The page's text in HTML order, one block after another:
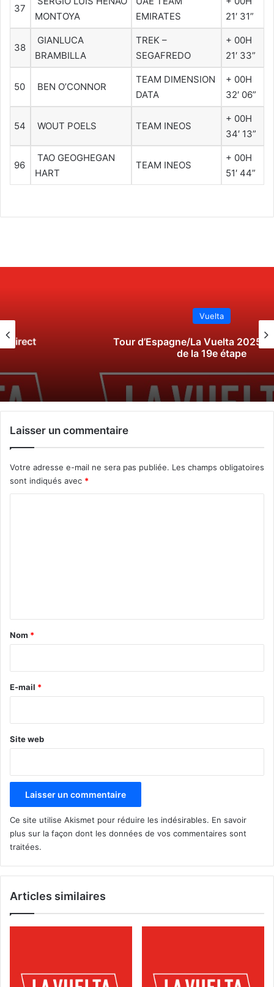
37
MONTOYA
EMIRATES
21′ 31”
38
GIANLUCA
BRAMBILLA
TREK –
SEGAFREDO
+ 00H
21′ 33”
50 BEN O’CONNOR
TEAM DIMENSION
DATA
+ 00H
32′ 06”
54 WOUT POELS TEAM INEOS
+ 00H
34′ 13”
96
TAO GEOGHEGAN
HART
TEAM INEOS
+ 00H
51′ 44”
Tour d’Espagne/La Vuelta 2025 : Le direct
Laisser un commentaire
Votre adresse e-mail ne sera pas publiée. Les champs obligatoires
sont indiqués avec *
a
e
Nom *
E-mail *
Site web
Ce site utilise Akismet pour réduire les indésirables. En savoir
plus sur la façon dont les données de vos commentaires sont
traitées.
Articles similaires